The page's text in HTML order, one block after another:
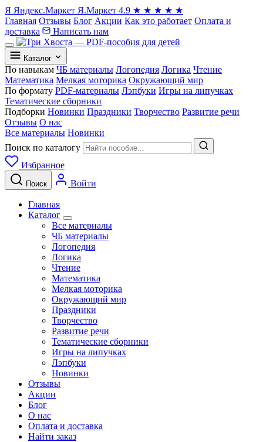
Я Яндекс.Маркет Я.Маркет 4.9 ★ ★ ★ ★ ★
Главная Отзывы Блог Акции Как это работает Оплата и
доставка
Написать нам
Каталог
По навыкам ЧБ материалы Логопедия Логика Чтение
Математика Мелкая моторика Окружающий мир
По формату PDF-материалы Лэпбуки Игры на липучках
Тематические сборники
Подборки Новинки Праздники Творчество Развитие речи
Отзывы О нас
Все материалы Новинки
Поиск по каталогу
Избранное
Поиск Войти
Главная
Каталог
Все материалы
ЧБ материалы
Логопедия
Логика
Чтение
Математика
Мелкая моторика
Окружающий мир
Праздники
Творчество
Развитие речи
Тематические сборники
Игры на липучках
Лэпбуки
Новинки
Отзывы
Акции
Блог
О нас
Оплата и доставка
Найти заказ